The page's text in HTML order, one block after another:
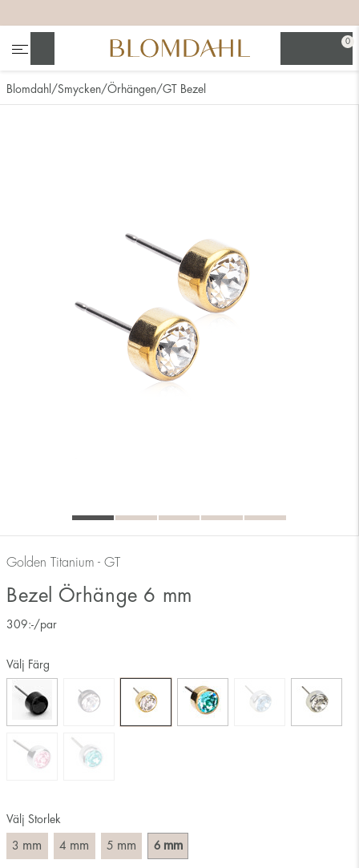
0
Blomdahl Smycken Örhängen GT Bezel
Golden Titanium - GT
Bezel Örhänge 6 mm
309:-/par
Välj Storlek
3 mm 4 mm 5 mm 6 mm
Välj Färg